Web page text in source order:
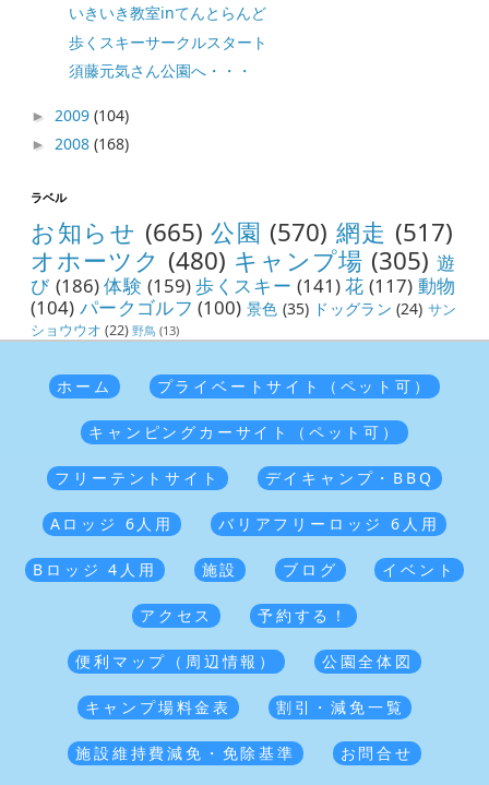
いきいき教室inてんとらんど
歩くスキーサークルスタート
須藤元気さん公園へ・・・
► 2009(104)
► 2008(168)
ラベル
お知らせ (665) 公園 (570) 網走 (517)
オホーツク (480) キャンプ場 (305) 遊
び (186)体験 (159)歩くスキー (141)花 (117) 動物
(104) パークゴルフ (100) 景色 (35) ドッグラン (24) サン
ショウウオ (22) 野鳥 (13)
ホーム プライベートサイト（ペット可）
キャンピングカーサイト（ペット可）
フリーテントサイト デイキャンプ・BBQ
Aロッジ 6人用 バリアフリーロッジ 6人用
Bロッジ 4人用 施設 ブログ イベント
アクセス 予約する！
便利マップ（周辺情報） 公園全体図
キャンプ場料金表 割引・減免一覧
施設維持費減免・免除基準 お問合せ